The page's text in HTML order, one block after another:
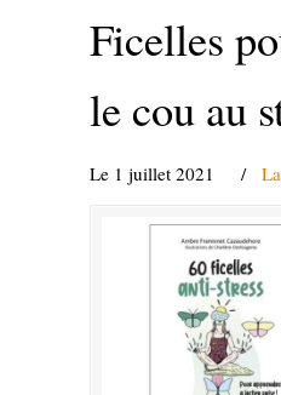
Ficelles
le cou au
Le 1 juillet 2021 /